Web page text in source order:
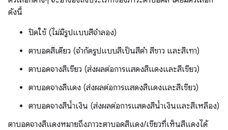
ดังนี้
ปิดใช้ (ไม่มีรูปแบบสีจำลอง)
ตาบอดสีเดียว (จำกัดรูปแบบสีเป็นสีดำ สีขาว และสีเทา)
ตาบอดจางสีเขียว (ส่งผลต่อการแสดงสีแดงและสีเขียว)
ตาบอดจางสีแดง (ส่งผลต่อการแสดงสีแดงและสีเขียว)
ตาบอดจางสีน้ำเงิน (ส่งผลต่อการแสดงสีน้ำเงินและสีเหลือง)
ตาบอดจางสีแดงหมายถึงภาวะตาบอดสีแดง/เขียวที่เห็นสีแดงได้